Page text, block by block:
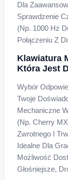
Dla
Sprawdzenie
(np. 1000 Hz
Połączeniu Z
Klawiatura
Która Jest
Wybór
Twoje
Mechaniczne
(np. Cherry
Zwrotnego I
Idealne Dla
Możliwość
Głośniejsze,